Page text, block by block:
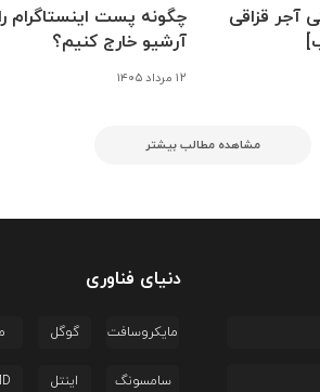
قزاقی [5 ویژگی آجر قزاقی
چگونه پست اینستاگرام
آرشیو خارج کنیم؟
۱۲ مرداد ۱۴۰۵
مشاهده مطالب بیشتر
دنیای فناوری
مایکروسافت گوگل
سامسونگ اینتل